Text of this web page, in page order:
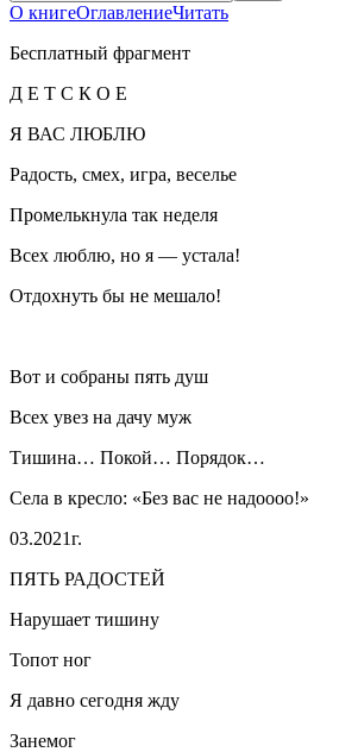
О книгеОглавлениеЧитать
Бесплатный фрагмент
Д Е Т С К О Е
Я ВАС ЛЮБЛЮ
Радость, смех, игра, веселье
Промелькнула так неделя
Всех люблю, но я — устала!
Отдохнуть бы не мешало!
Вот и собраны пять душ
Всех увез на дачу муж
Тишина… Покой… Порядок…
Села в кресло: «Без вас не надоооо!»
03.2021г.
ПЯТЬ РАДОСТЕЙ
Нарушает тишину
Топот ног
Я давно сегодня жду
Занемог